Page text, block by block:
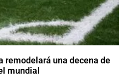
remodelará una decena de
mundial